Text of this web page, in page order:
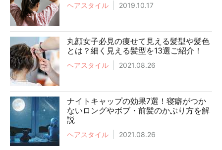
ヘアスタイル 2019.10.17
丸顔女子必見の痩せて見える髪型や髪色
とは？細く見える髪型を13選ご紹介！
ヘアスタイル 2021.08.26
ナイトキャップの効果7選！寝癖がつか
ないロングやボブ・前髪のかぶり方を解
説
ヘアスタイル 2021.08.26